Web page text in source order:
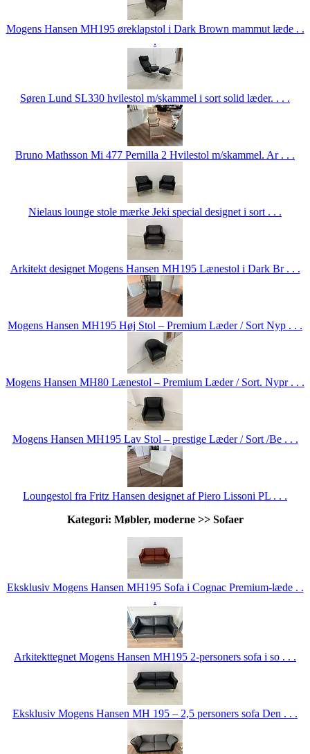
Mogens Hansen MH195 øreklapstol i Dark Brown mammut læde . .
.
Søren Lund SL330 hvilestol m/skammel i sort solid læder. . . .
Bruno Mathsson Mi 477 Pernilla 2 Hvilestol m/skammel. Ar . . .
Nielaus lounge stole mærke Jeki special designet i sort . . .
Arkitekt designet Mogens Hansen MH195 Lænestol i Dark Br . . .
Mogens Hansen MH195 Høj Stol – Premium Læder / Sort Nyp . . .
Mogens Hansen MH80 Lænestol – Premium Læder / Sort. Nypr . . .
Mogens Hansen MH195 Lav Stol – prestige Læder / Sort /Be . . .
Loungestol fra Fritz Hansen designet af Piero Lissoni PL . . .
Kategori: Møbler, moderne >> Sofaer
Eksklusiv Mogens Hansen MH195 Sofa i Cognac Premium-læde . .
.
Arkitekttegnet Mogens Hansen MH195 2-personers sofa i so . . .
Eksklusiv Mogens Hansen MH 195 – 2,5 personers sofa Den . . .